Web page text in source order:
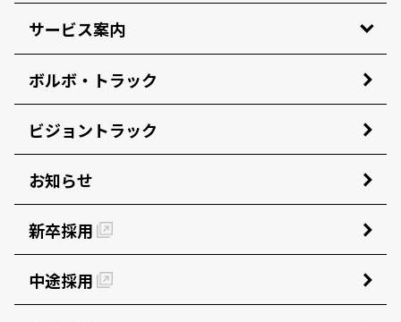
サービス案内
ボルボ・トラック
ビジョントラック
お知らせ
新卒採用
中途採用